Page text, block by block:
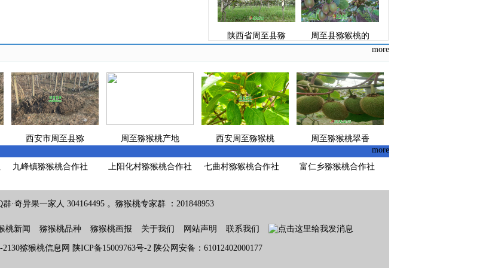
陕西省周至县猕 周至县猕猴桃的
more
西安市周至县猕 周至猕猴桃产地 西安周至猕猴桃 周至猕猴桃翠香
more
九峰镇猕猴桃合作社 上阳化村猕猴桃合作社 七曲村猕猴桃合作社
富仁乡猕猴桃合作社
群·奇异果一家人 304164495 。猕猴桃专家群 ：201848953
桃新闻 猕猴桃品种 猕猴桃画报 关于我们 网站声明 联系我们
猕猴桃信息网 陕ICP备15009763号-2 陕公网安备：61012402000177